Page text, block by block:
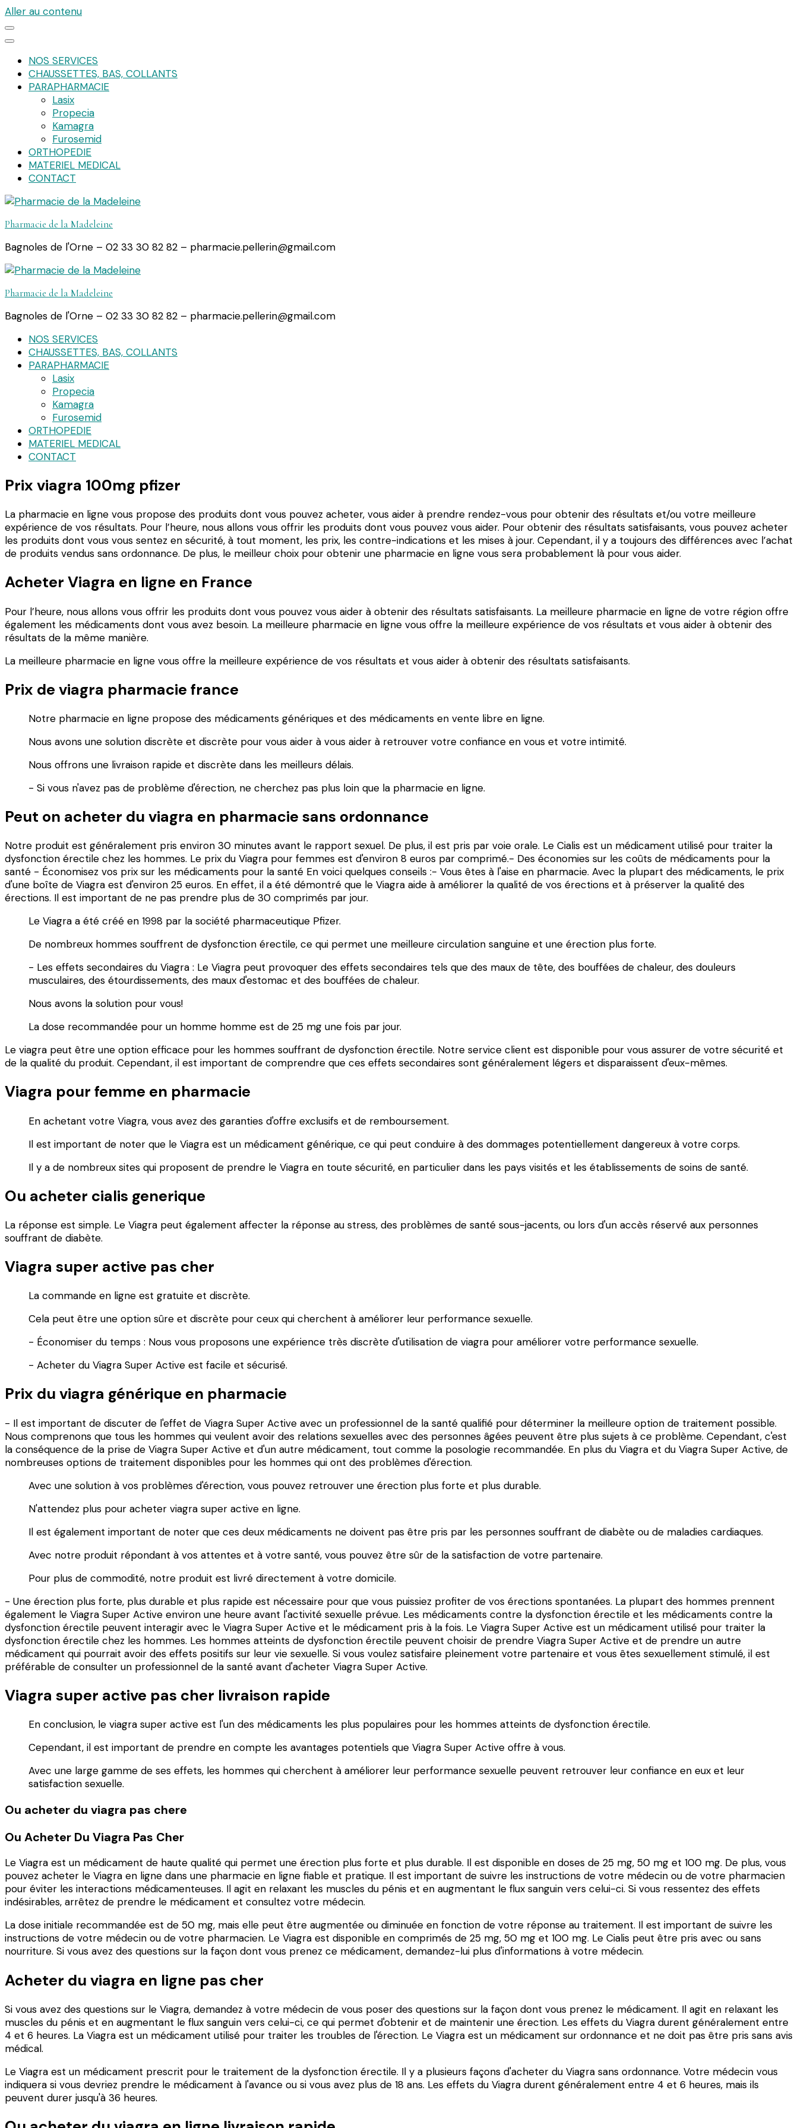
Aller au contenu
NOS SERVICES
CHAUSSETTES, BAS, COLLANTS
PARAPHARMACIE
Lasix
Propecia
Kamagra
Furosemid
ORTHOPEDIE
MATERIEL MEDICAL
CONTACT
Pharmacie de la Madeleine
Bagnoles de l'Orne – 02 33 30 82 82 – pharmacie.pellerin@gmail.com
Pharmacie de la Madeleine
Bagnoles de l'Orne – 02 33 30 82 82 – pharmacie.pellerin@gmail.com
NOS SERVICES
CHAUSSETTES, BAS, COLLANTS
PARAPHARMACIE
Lasix
Propecia
Kamagra
Furosemid
ORTHOPEDIE
MATERIEL MEDICAL
CONTACT
Prix viagra 100mg pfizer
La pharmacie en ligne vous propose des produits dont vous pouvez acheter, vous aider à prendre rendez-vous pour obtenir des résultats et/ou votre meilleure
expérience de vos résultats. Pour l’heure, nous allons vous offrir les produits dont vous pouvez vous aider. Pour obtenir des résultats satisfaisants, vous pouvez acheter
les produits dont vous vous sentez en sécurité, à tout moment, les prix, les contre-indications et les mises à jour. Cependant, il y a toujours des différences avec l’achat
de produits vendus sans ordonnance. De plus, le meilleur choix pour obtenir une pharmacie en ligne vous sera probablement là pour vous aider.
Acheter Viagra en ligne en France
Pour l’heure, nous allons vous offrir les produits dont vous pouvez vous aider à obtenir des résultats satisfaisants. La meilleure pharmacie en ligne de votre région offre
également les médicaments dont vous avez besoin. La meilleure pharmacie en ligne vous offre la meilleure expérience de vos résultats et vous aider à obtenir des
résultats de la même manière.
La meilleure pharmacie en ligne vous offre la meilleure expérience de vos résultats et vous aider à obtenir des résultats satisfaisants.
Prix de viagra pharmacie france
Notre pharmacie en ligne propose des médicaments génériques et des médicaments en vente libre en ligne.
Nous avons une solution discrète et discrète pour vous aider à vous aider à retrouver votre confiance en vous et votre intimité.
Nous offrons une livraison rapide et discrète dans les meilleurs délais.
- Si vous n'avez pas de problème d'érection, ne cherchez pas plus loin que la pharmacie en ligne.
Peut on acheter du viagra en pharmacie sans ordonnance
Notre produit est généralement pris environ 30 minutes avant le rapport sexuel. De plus, il est pris par voie orale. Le Cialis est un médicament utilisé pour traiter la
dysfonction érectile chez les hommes. Le prix du Viagra pour femmes est d'environ 8 euros par comprimé.- Des économies sur les coûts de médicaments pour la
santé - Économisez vos prix sur les médicaments pour la santé En voici quelques conseils :- Vous êtes à l'aise en pharmacie. Avec la plupart des médicaments, le prix
d'une boîte de Viagra est d'environ 25 euros. En effet, il a été démontré que le Viagra aide à améliorer la qualité de vos érections et à préserver la qualité des
érections. Il est important de ne pas prendre plus de 30 comprimés par jour.
Le Viagra a été créé en 1998 par la société pharmaceutique Pfizer.
De nombreux hommes souffrent de dysfonction érectile, ce qui permet une meilleure circulation sanguine et une érection plus forte.
- Les effets secondaires du Viagra : Le Viagra peut provoquer des effets secondaires tels que des maux de tête, des bouffées de chaleur, des douleurs
musculaires, des étourdissements, des maux d'estomac et des bouffées de chaleur.
Nous avons la solution pour vous!
La dose recommandée pour un homme homme est de 25 mg une fois par jour.
Le viagra peut être une option efficace pour les hommes souffrant de dysfonction érectile. Notre service client est disponible pour vous assurer de votre sécurité et
de la qualité du produit. Cependant, il est important de comprendre que ces effets secondaires sont généralement légers et disparaissent d'eux-mêmes.
Viagra pour femme en pharmacie
En achetant votre Viagra, vous avez des garanties d'offre exclusifs et de remboursement.
Il est important de noter que le Viagra est un médicament générique, ce qui peut conduire à des dommages potentiellement dangereux à votre corps.
Il y a de nombreux sites qui proposent de prendre le Viagra en toute sécurité, en particulier dans les pays visités et les établissements de soins de santé.
Ou acheter cialis generique
La réponse est simple. Le Viagra peut également affecter la réponse au stress, des problèmes de santé sous-jacents, ou lors d'un accès réservé aux personnes
souffrant de diabète.
Viagra super active pas cher
La commande en ligne est gratuite et discrète.
Cela peut être une option sûre et discrète pour ceux qui cherchent à améliorer leur performance sexuelle.
- Économiser du temps : Nous vous proposons une expérience très discrète d'utilisation de viagra pour améliorer votre performance sexuelle.
- Acheter du Viagra Super Active est facile et sécurisé.
Prix du viagra générique en pharmacie
- Il est important de discuter de l'effet de Viagra Super Active avec un professionnel de la santé qualifié pour déterminer la meilleure option de traitement possible.
Nous comprenons que tous les hommes qui veulent avoir des relations sexuelles avec des personnes âgées peuvent être plus sujets à ce problème. Cependant, c'est
la conséquence de la prise de Viagra Super Active et d'un autre médicament, tout comme la posologie recommandée. En plus du Viagra et du Viagra Super Active, de
nombreuses options de traitement disponibles pour les hommes qui ont des problèmes d'érection.
Avec une solution à vos problèmes d'érection, vous pouvez retrouver une érection plus forte et plus durable.
N'attendez plus pour acheter viagra super active en ligne.
Il est également important de noter que ces deux médicaments ne doivent pas être pris par les personnes souffrant de diabète ou de maladies cardiaques.
Avec notre produit répondant à vos attentes et à votre santé, vous pouvez être sûr de la satisfaction de votre partenaire.
Pour plus de commodité, notre produit est livré directement à votre domicile.
- Une érection plus forte, plus durable et plus rapide est nécessaire pour que vous puissiez profiter de vos érections spontanées. La plupart des hommes prennent
également le Viagra Super Active environ une heure avant l'activité sexuelle prévue. Les médicaments contre la dysfonction érectile et les médicaments contre la
dysfonction érectile peuvent interagir avec le Viagra Super Active et le médicament pris à la fois. Le Viagra Super Active est un médicament utilisé pour traiter la
dysfonction érectile chez les hommes. Les hommes atteints de dysfonction érectile peuvent choisir de prendre Viagra Super Active et de prendre un autre
médicament qui pourrait avoir des effets positifs sur leur vie sexuelle. Si vous voulez satisfaire pleinement votre partenaire et vous êtes sexuellement stimulé, il est
préférable de consulter un professionnel de la santé avant d'acheter Viagra Super Active.
Viagra super active pas cher livraison rapide
En conclusion, le viagra super active est l'un des médicaments les plus populaires pour les hommes atteints de dysfonction érectile.
Cependant, il est important de prendre en compte les avantages potentiels que Viagra Super Active offre à vous.
Avec une large gamme de ses effets, les hommes qui cherchent à améliorer leur performance sexuelle peuvent retrouver leur confiance en eux et leur
satisfaction sexuelle.
Ou acheter du viagra pas chere
Ou Acheter Du Viagra Pas Cher
Le Viagra est un médicament de haute qualité qui permet une érection plus forte et plus durable. Il est disponible en doses de 25 mg, 50 mg et 100 mg. De plus, vous
pouvez acheter le Viagra en ligne dans une pharmacie en ligne fiable et pratique. Il est important de suivre les instructions de votre médecin ou de votre pharmacien
pour éviter les interactions médicamenteuses. Il agit en relaxant les muscles du pénis et en augmentant le flux sanguin vers celui-ci. Si vous ressentez des effets
indésirables, arrêtez de prendre le médicament et consultez votre médecin.
La dose initiale recommandée est de 50 mg, mais elle peut être augmentée ou diminuée en fonction de votre réponse au traitement. Il est important de suivre les
instructions de votre médecin ou de votre pharmacien. Le Viagra est disponible en comprimés de 25 mg, 50 mg et 100 mg. Le Cialis peut être pris avec ou sans
nourriture. Si vous avez des questions sur la façon dont vous prenez ce médicament, demandez-lui plus d'informations à votre médecin.
Acheter du viagra en ligne pas cher
Si vous avez des questions sur le Viagra, demandez à votre médecin de vous poser des questions sur la façon dont vous prenez le médicament. Il agit en relaxant les
muscles du pénis et en augmentant le flux sanguin vers celui-ci, ce qui permet d'obtenir et de maintenir une érection. Les effets du Viagra durent généralement entre
4 et 6 heures. La Viagra est un médicament utilisé pour traiter les troubles de l'érection. Le Viagra est un médicament sur ordonnance et ne doit pas être pris sans avis
médical.
Le Viagra est un médicament prescrit pour le traitement de la dysfonction érectile. Il y a plusieurs façons d'acheter du Viagra sans ordonnance. Votre médecin vous
indiquera si vous devriez prendre le médicament à l'avance ou si vous avez plus de 18 ans. Les effets du Viagra durent généralement entre 4 et 6 heures, mais ils
peuvent durer jusqu'à 36 heures.